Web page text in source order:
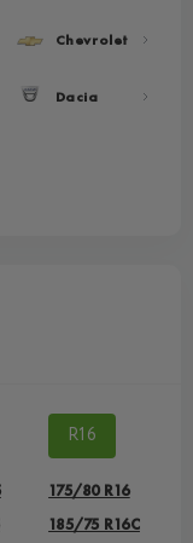
Chevrolet
Dacia
R16
175/80 R16
185/75 R16C